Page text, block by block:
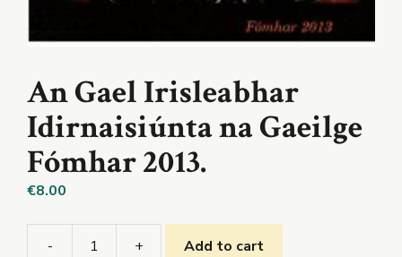
An Gael Irisleabhar
Idirnaisiúnta na Gaeilge
Fómhar 2013.
€8.00
- + Add to cart